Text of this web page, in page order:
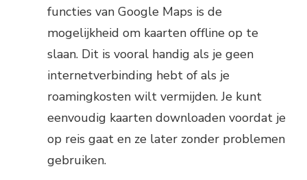
functies van Google Maps is de
mogelijkheid om kaarten offline op te
slaan. Dit is vooral handig als je geen
internetverbinding hebt of als je
roamingkosten wilt vermijden. Je kunt
eenvoudig kaarten downloaden voordat je
op reis gaat en ze later zonder problemen
gebruiken.